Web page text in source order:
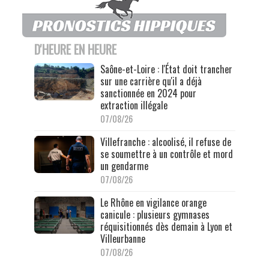
D'HEURE EN HEURE
Saône-et-Loire : l'État doit trancher
sur une carrière qu'il a déjà
sanctionnée en 2024 pour
extraction illégale
07/08/26
Villefranche : alcoolisé, il refuse de
se soumettre à un contrôle et mord
un gendarme
07/08/26
Le Rhône en vigilance orange
canicule : plusieurs gymnases
réquisitionnés dès demain à Lyon et
Villeurbanne
07/08/26